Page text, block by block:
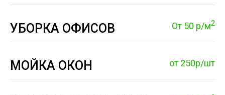
УБОРКА ОФИСОВ От 50 р/м2
МОЙКА ОКОН от 250р/шт